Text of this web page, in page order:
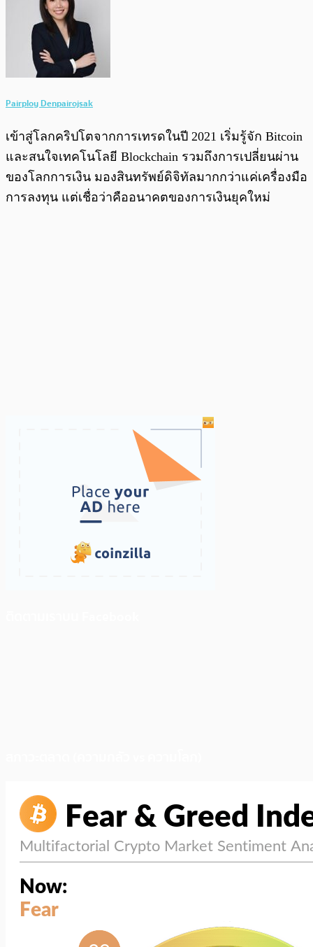
Pairploy Denpairojsak
เข้าสู่โลกคริปโตจากการเทรดในปี 2021 เริ่มรู้จัก Bitcoin
และสนใจเทคโนโลยี Blockchain รวมถึงการเปลี่ยนผ่าน
ของโลกการเงิน มองสินทรัพย์ดิจิทัลมากกว่าแค่เครื่องมือ
การลงทุน แต่เชื่อว่าคืออนาคตของการเงินยุคใหม่